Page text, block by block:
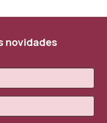
novidades